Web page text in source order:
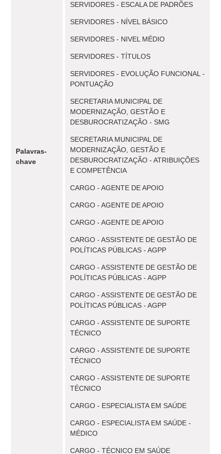
Palavras-
chave
SERVIDORES - ESCALA DE PADRÕES
SERVIDORES - NÍVEL BÁSICO
SERVIDORES - NIVEL MÉDIO
SERVIDORES - TÍTULOS
SERVIDORES - EVOLUÇÃO FUNCIONAL -
PONTUAÇÃO
SECRETARIA MUNICIPAL DE
MODERNIZAÇÃO, GESTÃO E
DESBUROCRATIZAÇÃO - SMG
SECRETARIA MUNICIPAL DE
MODERNIZAÇÃO, GESTÃO E
DESBUROCRATIZAÇÃO - ATRIBUIÇÕES
E COMPETÊNCIA
CARGO - AGENTE DE APOIO
CARGO - AGENTE DE APOIO
CARGO - AGENTE DE APOIO
CARGO - ASSISTENTE DE GESTÃO DE
POLÍTICAS PÚBLICAS - AGPP
CARGO - ASSISTENTE DE GESTÃO DE
POLÍTICAS PÚBLICAS - AGPP
CARGO - ASSISTENTE DE GESTÃO DE
POLÍTICAS PÚBLICAS - AGPP
CARGO - ASSISTENTE DE SUPORTE
TÉCNICO
CARGO - ASSISTENTE DE SUPORTE
TÉCNICO
CARGO - ASSISTENTE DE SUPORTE
TÉCNICO
CARGO - ESPECIALISTA EM SAÚDE
CARGO - ESPECIALISTA EM SAÚDE -
MÉDICO
CARGO - TÉCNICO EM SAÚDE